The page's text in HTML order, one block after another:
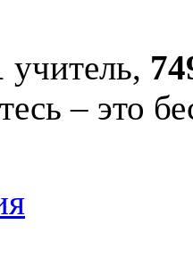
учитель,
– это